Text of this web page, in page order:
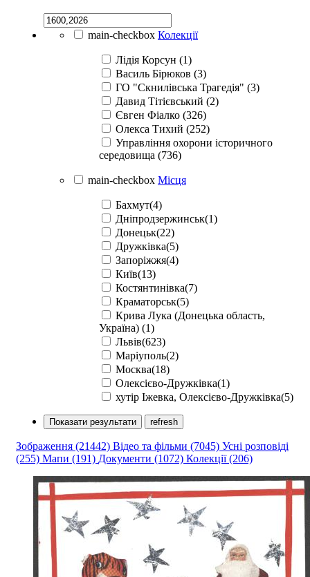
main-checkbox Колекції
Лідія Корсун (1)
Василь Бірюков (3)
ГО "Скнилівська Трагедія" (3)
Давид Тітієвський (2)
Євген Фіалко (326)
Олекса Тихий (252)
Управління охорони історичного
середовища (736)
main-checkbox Місця
Бахмут(4)
Дніпродзержинськ(1)
Донецьк(22)
Дружківка(5)
Запоріжжя(4)
Київ(13)
Костянтинівка(7)
Краматорськ(5)
Крива Лука (Донецька область,
Україна) (1)
Львів(623)
Маріуполь(2)
Москва(18)
Олексієво-Дружківка(1)
хутір Іжевка, Олексієво-Дружківка(5)
Показати результати refresh
Зображення (21442) Відео та фільми (7045) Усні розповіді
(255) Мапи (191) Документи (1072) Колекції(206)